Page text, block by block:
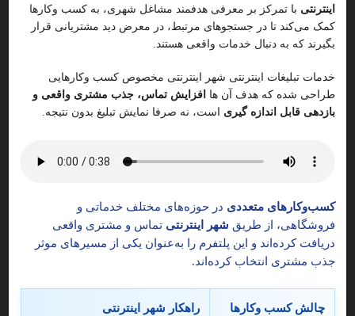
7
دکتری هومیوپاتی و متخصص طب سوزنی
وسنتی هاشمزاده
طب سوزنی و طب سنتی
دکتر هاشمزاده🎯 دکتری هومیوپاتی و
بیماری‌ها، زیبایی، اصلاح اندام | 🌿 وقت مشاوره بگیرید امروز! ✅
ایران، استان تهران، تهران، جنت آباد مرکزی، منطقه ۵ شهر تهرا
طب سوزنی و طب سنتی در شهر اسلامشهر
اینترنتی با تمرکز بر معرفی هدفمند مشاغل شهری، به کسب وکارها
کمک می‌کند تا در جستجوهای مرتبط، در معرض دید مشتریانی قرار
بگیرند که به دنبال خدمات واقعی هستند.
خدمات تبلیغات اینترنتی شهر اینترنتی مخصوص کسب وکارهایی
طراحی شده که هدف آن ها افزایش تماس، جذب مشتری واقعی و
بازدهی قابل اندازه گیری است، نه صرفا نمایش تبلیغ بدون نتیجه.
کسب‌وکارهای متعددی در حوزه‌های مختلف خدماتی و
فروشگاهی، از طریق شهر اینترنتی تماس و مشتری واقعی
دریافت کرده‌اند و این پلتفرم را به‌عنوان یکی از مسیرهای موثر
جذب مشتری انتخاب کرده‌اند.
چالش کسب وکارها راهکار شهر اینترنتی